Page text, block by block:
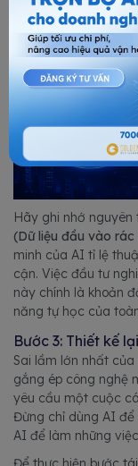
Hãy ghi nhớ nguyên
(Dữ liệu đầu vào
minh của AI tỉ lệ
cận. Việc đầu tư
này chính là khoản
năng tự học của
Bước 3: Thiết kế
Sai lầm lớn nhất
gắng ép công nghệ
yêu cầu một cuộc
Đừng chỉ dùng AI
AI để làm những